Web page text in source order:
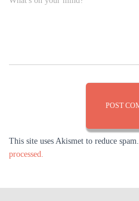
This site uses Akismet to reduce spam.
processed.